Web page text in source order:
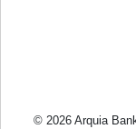
© 2026 Arquia